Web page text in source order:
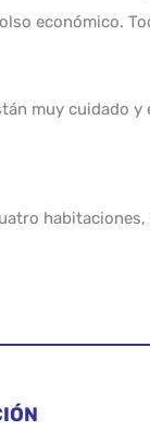
económico.
muy cuidado y
habitaciones,